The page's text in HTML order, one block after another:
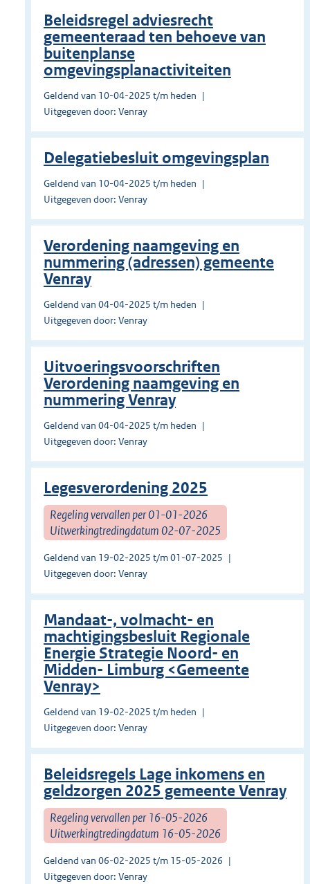
Beleidsregel adviesrecht
gemeenteraad ten behoeve van
buitenplanse
omgevingsplanactiviteiten
Geldend van 10-04-2025 t/m heden
Uitgegeven door: Venray
Delegatiebesluit omgevingsplan
Geldend van 10-04-2025 t/m heden
Uitgegeven door: Venray
Verordening naamgeving en
nummering (adressen) gemeente
Venray
Geldend van 04-04-2025 t/m heden
Uitgegeven door: Venray
Uitvoeringsvoorschriften
Verordening naamgeving en
nummering Venray
Geldend van 04-04-2025 t/m heden
Uitgegeven door: Venray
Legesverordening 2025
Regeling vervallen per 01-01-2026
Uitwerkingtredingdatum 02-07-2025
Geldend van 19-02-2025 t/m 01-07-2025
Uitgegeven door: Venray
Mandaat-, volmacht- en
machtigingsbesluit Regionale
Energie Strategie Noord- en
Midden- Limburg <Gemeente
Venray>
Geldend van 19-02-2025 t/m heden
Uitgegeven door: Venray
Beleidsregels Lage inkomens en
geldzorgen 2025 gemeente Venray
Regeling vervallen per 16-05-2026
Uitwerkingtredingdatum 16-05-2026
Geldend van 06-02-2025 t/m 15-05-2026
Uitgegeven door: Venray